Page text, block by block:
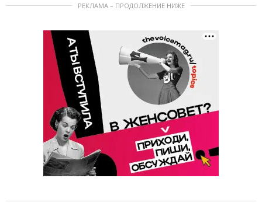
РЕКЛАМА – ПРОДОЛЖЕНИЕ НИЖЕ